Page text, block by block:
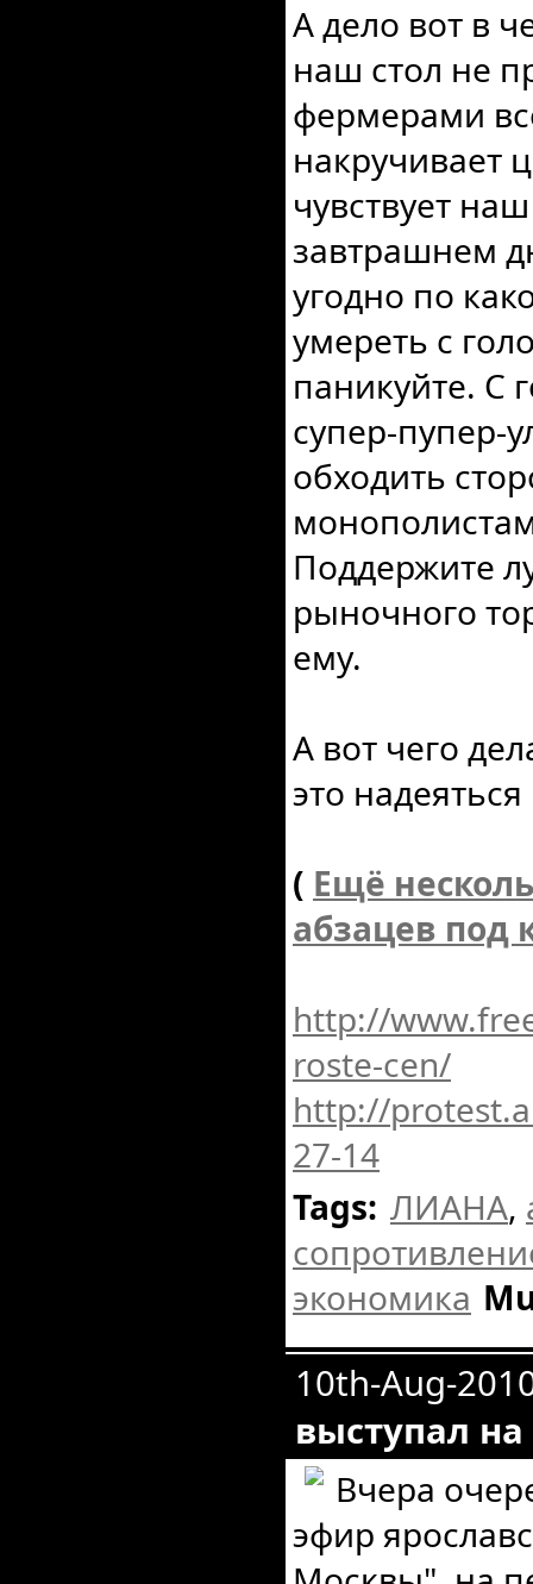
А дело вот в
наш стол не
фермерами
накручивает
чувствует
завтрашнем
угодно по
умереть с
паникуйте. С
супер-пупер-
обходить
Поддержите
рыночного
ему.
А вот чего
это
( Ещё
абзацев под
http://
roste-cen/
http://
27-14
Tags: ЛИАНА,
экономика
10th-Aug-
выступал
Вчера
эфир